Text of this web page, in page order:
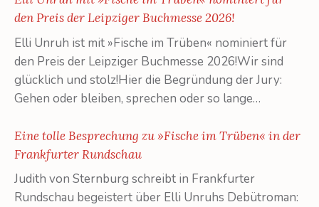
den Preis der Leipziger Buchmesse 2026!
Elli Unruh ist mit »Fische im Trüben« nominiert für
den Preis der Leipziger Buchmesse 2026!Wir sind
glücklich und stolz!Hier die Begründung der Jury:
Gehen oder bleiben, sprechen oder so lange…
Eine tolle Besprechung zu »Fische im Trüben« in der
Frankfurter Rundschau
Judith von Sternburg schreibt in Frankfurter
Rundschau begeistert über Elli Unruhs Debütroman: